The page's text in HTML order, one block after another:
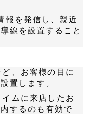
報を発信し、親近
線を設置すること
、お客様の目に
置します。
ムに来店したお
するのも有効で